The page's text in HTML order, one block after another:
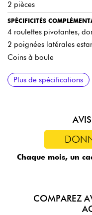
2 pièces
SPÉCIFICITÉS
4 roulettes pivotantes,
2 poignées latérales
Coins à boule
Plus de spécifications
Chaque mois, un
COMPAREZ